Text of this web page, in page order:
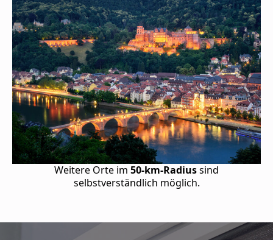
Weitere Orte im 50-km-Radiussind
selbstverständlich möglich.